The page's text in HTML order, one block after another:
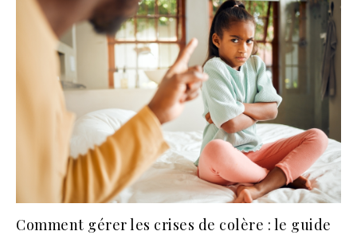
Comment gérer les crises de colère : le guide